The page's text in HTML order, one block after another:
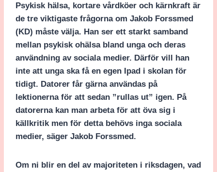
Psykisk hälsa, kortare vårdköer och kärnkraft är
de tre viktigaste frågorna om Jakob Forssmed
(KD) måste välja. Han ser ett starkt samband
mellan psykisk ohälsa bland unga och deras
användning av sociala medier. Därför vill han
inte att unga ska få en egen Ipad i skolan för
tidigt. Datorer får gärna användas på
lektionerna för att sedan ”rullas ut” igen. På
datorerna kan man arbeta för att öva sig i
källkritik men för detta behövs inga sociala
medier, säger Jakob Forssmed.
Om ni blir en del av majoriteten i riksdagen, vad